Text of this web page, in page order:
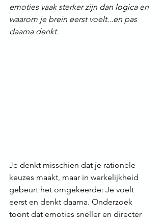
emoties vaak sterker zijn dan logica en
waarom je brein eerst voelt...en pas
daarna denkt.
Je denkt misschien dat je rationele
keuzes maakt, maar in werkelijkheid
gebeurt het omgekeerde: Je voelt
eerst en denkt daarna. Onderzoek
toont dat emoties sneller en directer